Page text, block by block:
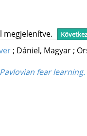
megjelenítve.
; Dániel, Magyar;
fear learning.